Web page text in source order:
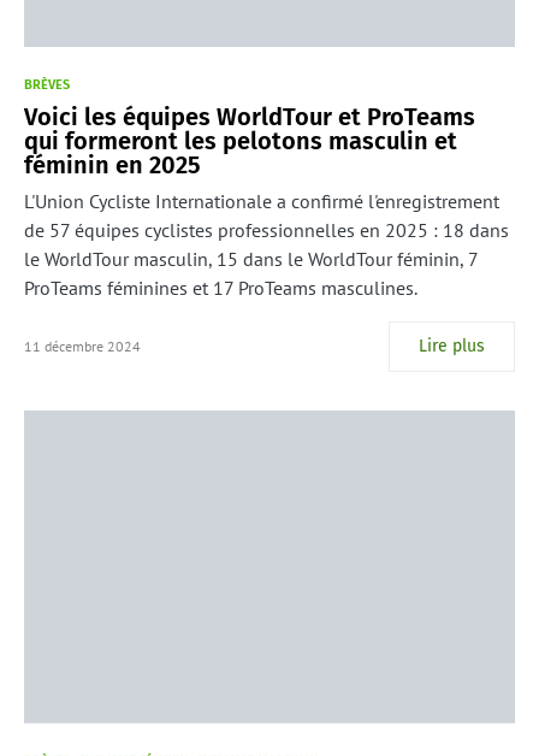
BRÈVES
Voici les équipes WorldTour et ProTeams
qui formeront les pelotons masculin et
féminin en 2025
L'Union Cycliste Internationale a confirmé l'enregistrement
de 57 équipes cyclistes professionnelles en 2025 : 18 dans
le WorldTour masculin, 15 dans le WorldTour féminin, 7
ProTeams féminines et 17 ProTeams masculines.
11 décembre 2024 Lire plus